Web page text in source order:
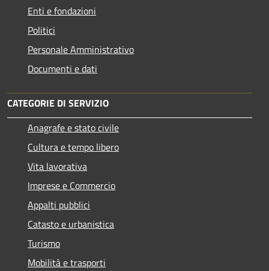
Enti e fondazioni
Politici
Personale Amministrativo
Documenti e dati
CATEGORIE DI SERVIZIO
Anagrafe e stato civile
Cultura e tempo libero
Vita lavorativa
Imprese e Commercio
Appalti pubblici
Catasto e urbanistica
Turismo
Mobilità e trasporti